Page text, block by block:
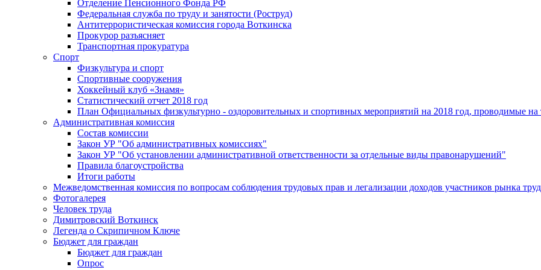
Отделение Пенсионного Фонда РФ
Федеральная служба по труду и занятости (Роструд)
Антитеррористическая комиссия города Воткинска
Прокурор разъясняет
Транспортная прокуратура
Спорт
Физкультура и спорт
Спортивные сооружения
Хоккейный клуб «Знамя»
Статистический отчет 2018 год
План Официальных физкультурно - оздоровительных и спортивных мероприятий на 2018 год, проводимые
Административная комиссия
Состав комиссии
Закон УР "Об административных комиссиях"
Закон УР "Об установлении административной ответственности за отдельные виды правонарушений"
Правила благоустройства
Итоги работы
Межведомственная комиссия по вопросам соблюдения трудовых прав и легализации доходов участников рынка
Фотогалерея
Человек труда
Димитровский Воткинск
Легенда о Скрипичном Ключе
Бюджет для граждан
Бюджет для граждан
Опрос